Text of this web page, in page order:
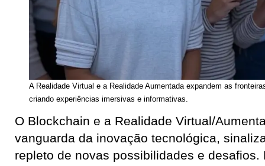
A Realidade Virtual e a Realidade Aumentada expandem as
criando experiências imersivas e informativas.
O Blockchain e a Realidade Virtual/
vanguarda da inovação tecnológica,
repleto de novas possibilidades e desafios.